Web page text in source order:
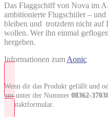
Das Flaggschiff von Nova im
ambitionierte Flugschüler –
bleiben und trotzdem nicht auf
wollen. Wer ihn einmal
hergeben.
Informationen zum Aonic
Wenn dir das Produkt gefällt und
uns unter der Nummer 08362-
Kontaktformular.